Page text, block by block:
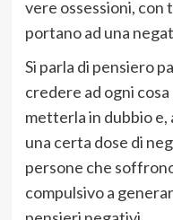
vere ossessioni, con
portano ad una
Si parla di pensiero
credere ad ogni cosa
metterla in dubbio e,
una certa dose di
persone che
compulsivo a